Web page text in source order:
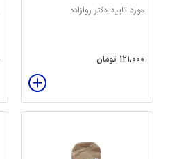
مورد تایید دکتر روازاده
121,000 تومان